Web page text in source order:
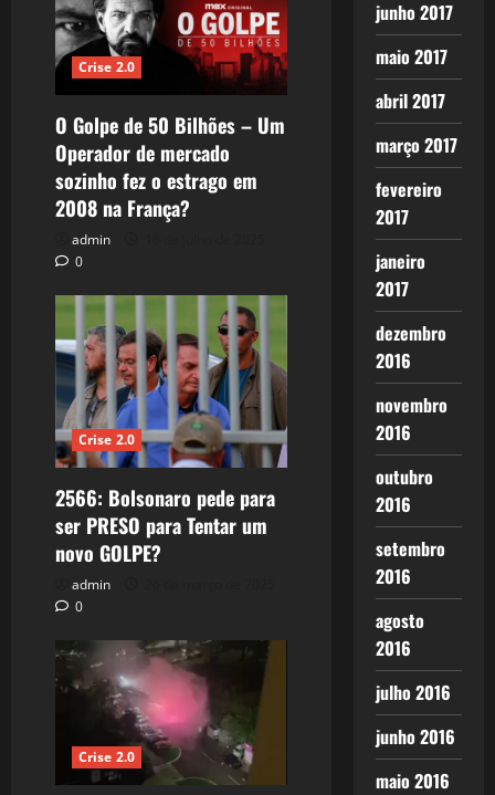
Crise 2.0
O Golpe de 50 Bilhões – Um
Operador de mercado
sozinho fez o estrago em
2008 na França?
admin
0
Crise 2.0
2566: Bolsonaro pede para
ser PRESO para Tentar um
novo GOLPE?
admin
0
Crise 2.0
junho 2017
maio 2017
abril 2017
março 2017
fevereiro
2017
janeiro
2017
dezembro
2016
novembro
2016
outubro
2016
setembro
2016
agosto
2016
julho 2016
junho 2016
maio 2016